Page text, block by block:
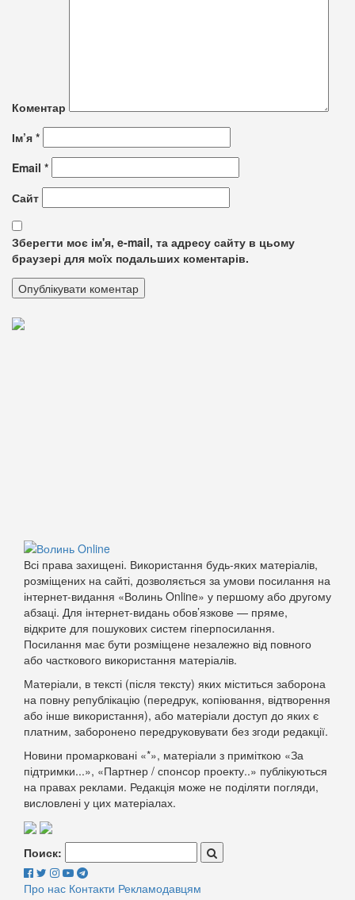
Коментар
Ім’я *
Email *
Сайт
Зберегти моє ім'я, e-mail, та адресу сайту в цьому
браузері для моїх подальших коментарів.
Всі права захищені. Використання будь-яких матеріалів,
розміщених на сайті, дозволяється за умови посилання на
інтернет-видання «Волинь Online» у першому або другому
абзаці. Для інтернет-видань обов’язкове — пряме,
відкрите для пошукових систем гіперпосилання.
Посилання має бути розміщене незалежно від повного
або часткового використання матеріалів.
Матеріали, в тексті (після тексту) яких міститься заборона
на повну републікацію (передрук, копіювання, відтворення
або інше використання), або матеріали доступ до яких є
платним, заборонено передруковувати без згоди редакції.
Новини промарковані «*», матеріали з приміткою «За
підтримки...», «Партнер / спонсор проекту..» публікуються
на правах реклами. Редакція може не поділяти погляди,
висловлені у цих матеріалах.
Поиск:
Про нас Контакти Рекламодавцям